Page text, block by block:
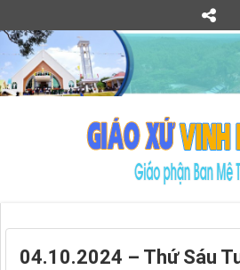
04.10.2024 – Thứ Sáu